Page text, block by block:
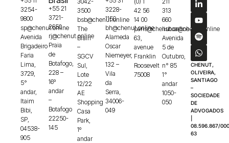
3254-
9800
sp@chenut.online
Avenida
Brigadeiro
Faria
Lima,
3729,
5°
andar,
Itaim
Bibi,
SP,
04538-
905
+55 21
3721-
2650
rj@chenut.online
Praia
de
Botafogo,
228 –
16º
andar
–
Botafogo
22250-
145
3500
bsb@chenut.online
The
Brain
–
SGCV
Sul,
Lote
12/22
AE
Shopping
Casa
Park,
1º
andar
3228-
1150
bh@chenut.online
Alameda
Oscar
Niemeyer,
132 –
Vila
da
Serra,
34006-
049
42 56
14 00
paris@chenut.online
63,
avenue
Franklin
Roosevelt
75008
313
660
lisboa@chenut.online
Avenida
5 de
Outubro,
n° 85
1°
andar
1050-
050
CHENUT,
OLIVEIRA,
SANTIAGO
–
SOCIEDADE
DE
ADVOGADOS
08.596.867/
63